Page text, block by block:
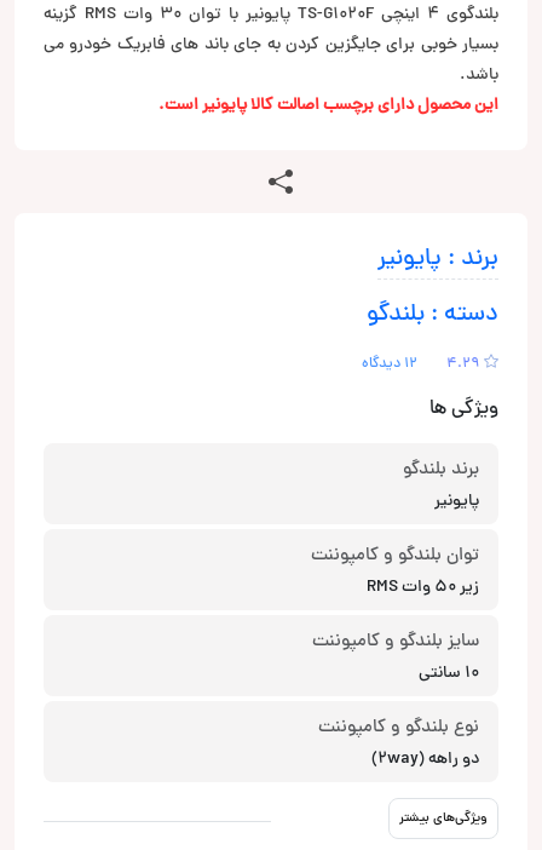
بلندگوی 4 اینچی TS-G1020F پایونیر با توان 30 وات RMS گزینه
بسیار خوبی برای جایگزین کردن به جای باند های فابریک خودرو می
باشد.
این محصول دارای برچسب اصالت کالا پایونیر است.
برند : پایونیر
دسته : بلندگو
4.29 12 دیدگاه
ویژگی ها
برند بلندگو
پایونیر
توان بلندگو و کامپوننت
زیر 50 وات RMS
سایز بلندگو و کامپوننت
10 سانتی
نوع بلندگو و کامپوننت
دو راهه (2way)
ویژگی‌های بیشتر